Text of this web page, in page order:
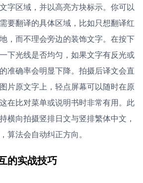
字区域，并以高亮方块标示。你可以
要翻译的具体区域，比如只想翻译红
，而不理会旁边的装饰文字。在按下
下光线是否均匀，如果文字有反光或
准确率会明显下降。拍摄后译文会直
片原文字上，轻点屏幕可以随时在原
在比对菜单或说明书时非常有用。此
横向拍摄竖排日文与竖排繁体中文，
算法会自动纠正方向。
的实战技巧